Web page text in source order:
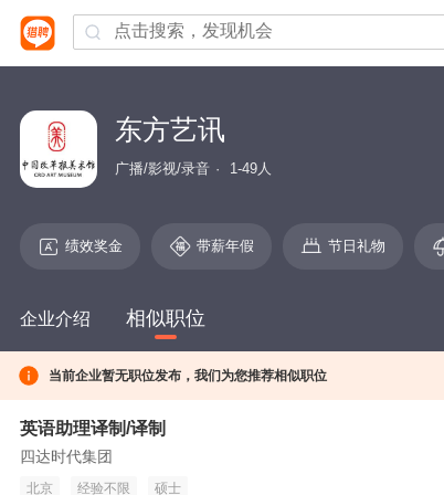
东方艺讯
广播/影视/录音 1-49人
绩效奖金 带薪年假 节日礼物
企业介绍 相似职位
当前企业暂无职位发布，我们为您推荐相似职位
英语助理译制/译制
四达时代集团
北京 经验不限 硕士